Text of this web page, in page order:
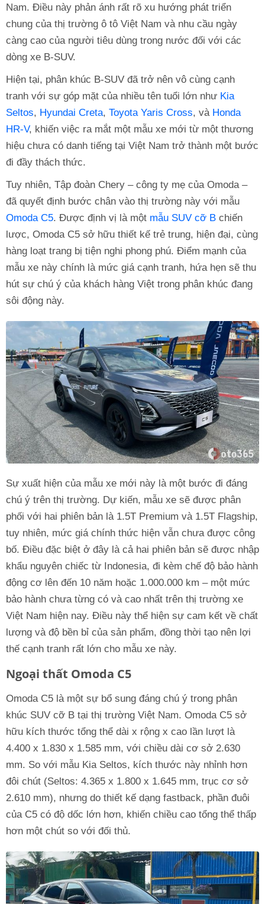
Nam. Điều này phản ánh rất rõ xu hướng phát triển
chung của thị trường ô tô Việt Nam và nhu cầu ngày
càng cao của người tiêu dùng trong nước đối với các
dòng xe B-SUV.
Hiện tại, phân khúc B-SUV đã trở nên vô cùng cạnh
tranh với sự góp mặt của nhiều tên tuổi lớn như Kia
Seltos, Hyundai Creta, Toyota Yaris Cross, và Honda
HR-V, khiến việc ra mắt một mẫu xe mới từ một thương
hiệu chưa có danh tiếng tại Việt Nam trở thành một bước
đi đầy thách thức.
Tuy nhiên, Tập đoàn Chery – công ty mẹ của Omoda –
đã quyết định bước chân vào thị trường này với mẫu
Omoda C5. Được định vị là một mẫu SUV cỡ B chiến
lược, Omoda C5 sở hữu thiết kế trẻ trung, hiện đại, cùng
hàng loạt trang bị tiện nghi phong phú. Điểm mạnh của
mẫu xe này chính là mức giá cạnh tranh, hứa hẹn sẽ thu
hút sự chú ý của khách hàng Việt trong phân khúc đang
sôi động này.
Sự xuất hiện của mẫu xe mới này là một bước đi đáng
chú ý trên thị trường. Dự kiến, mẫu xe sẽ được phân
phối với hai phiên bản là 1.5T Premium và 1.5T Flagship,
tuy nhiên, mức giá chính thức hiện vẫn chưa được công
bố. Điều đặc biệt ở đây là cả hai phiên bản sẽ được nhập
khẩu nguyên chiếc từ Indonesia, đi kèm chế độ bảo hành
động cơ lên đến 10 năm hoặc 1.000.000 km – một mức
bảo hành chưa từng có và cao nhất trên thị trường xe
Việt Nam hiện nay. Điều này thể hiện sự cam kết về chất
lượng và độ bền bỉ của sản phẩm, đồng thời tạo nên lợi
thế cạnh tranh rất lớn cho mẫu xe này.
Ngoại thất Omoda C5
Omoda C5 là một sự bổ sung đáng chú ý trong phân
khúc SUV cỡ B tại thị trường Việt Nam. Omoda C5 sở
hữu kích thước tổng thể dài x rộng x cao lần lượt là
4.400 x 1.830 x 1.585 mm, với chiều dài cơ sở 2.630
mm. So với mẫu Kia Seltos, kích thước này nhỉnh hơn
đôi chút (Seltos: 4.365 x 1.800 x 1.645 mm, trục cơ sở
2.610 mm), nhưng do thiết kế dạng fastback, phần đuôi
của C5 có độ dốc lớn hơn, khiến chiều cao tổng thể thấp
hơn một chút so với đối thủ.